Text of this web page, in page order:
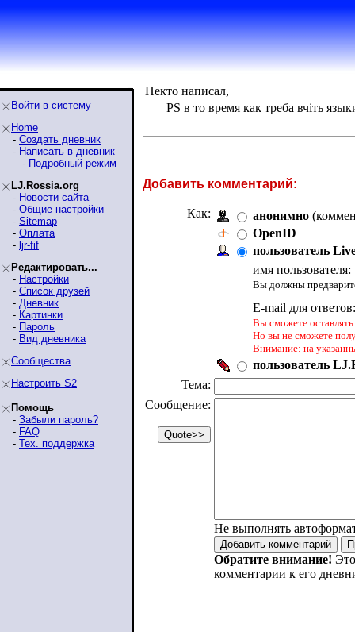
Войти в систему
Home
- Создать дневник
- Написать в дневник
- Подробный режим
LJ.Rossia.org
- Новости сайта
- Общие настройки
- Sitemap
- Оплата
- ljr-fif
Редактировать...
- Настройки
- Список друзей
- Дневник
- Картинки
- Пароль
- Вид дневника
Сообщества
Настроить S2
Помощь
- Забыли пароль?
- FAQ
- Тех. поддержка
Некто написал,
PS в то время как треба вчiть
Добавить комментарий:
Как: анонимно
OpenID
пользователь
имя пользователя:
Вы должны
E-mail для
Вы сможете
Но вы не сможете
Внимание: на
пользователь
Тема:
Сообщение:
Не выполнять
Обратите внимание!
комментарии к его